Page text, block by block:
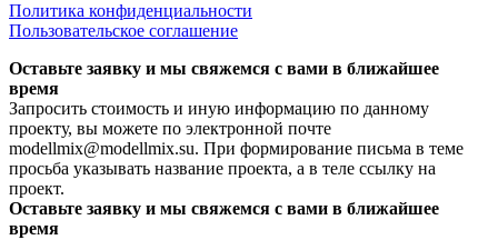
Политика конфиденциальности
Пользовательское соглашение
Оставьте заявку и мы свяжемся с вами в ближайшее
время
Запросить стоимость и иную информацию по данному
проекту, вы можете по электронной почте
modellmix@modellmix.su. При формирование письма в теме
просьба указывать название проекта, а в теле ссылку на
проект.
Оставьте заявку и мы свяжемся с вами в ближайшее
время